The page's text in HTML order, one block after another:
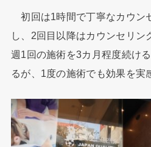
初回は1時間で丁寧なカウン
し、2回目以降はカウンセリン
週1回の施術を3カ月程度続け
るが、1度の施術でも効果を実